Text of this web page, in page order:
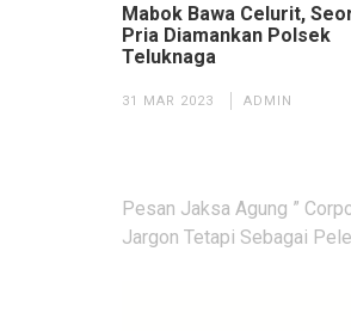
Mabok Bawa Celurit,
Pria Diamankan Polsek
Teluknaga
31 MAR 2023 ADMIN
Navigasi
pos
Pesan Jaksa Agung ”
Jargon Tetapi Sebagai